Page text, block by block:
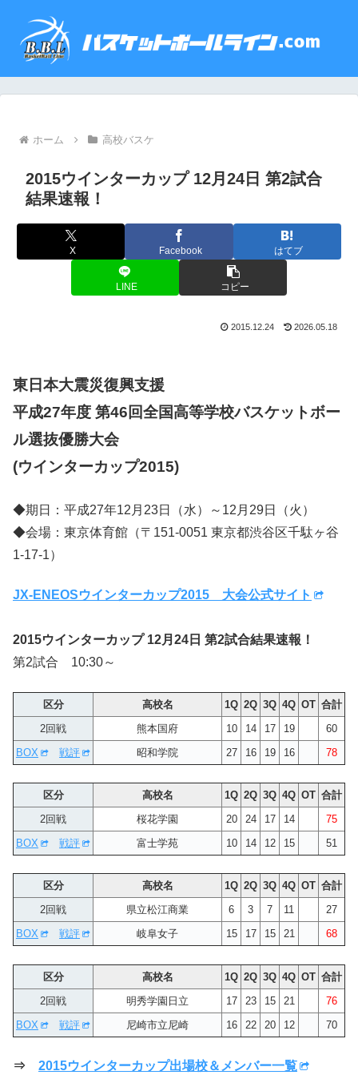
ホーム 高校バスケ
2015ウインターカップ 12月24日 第2試合
結果速報！
X Facebook はてブ
LINE コピー
2015.12.24 2026.05.18
東日本大震災復興支援
平成27年度 第46回全国高等学校バスケットボー
ル選抜優勝大会
(ウインターカップ2015)
◆期日：平成27年12月23日（水）～12月29日（火）
◆会場：東京体育館（〒151-0051 東京都渋谷区千駄ヶ谷
1-17-1）
JX-ENEOSウインターカップ2015 大会公式サイト
2015ウインターカップ 12月24日 第2試合結果速報！
第2試合 10:30～
区分 高校名 1Q 2Q 3Q 4Q OT 合計
2回戦
熊本国府 10 14 17 19
60
BOX
戦評 昭和学院 27 16 19 16 78
区分 高校名 1Q 2Q 3Q 4Q OT 合計
2回戦
桜花学園 20 24 17 14
75
BOX
戦評 富士学苑 10 14 12 15 51
区分 高校名 1Q 2Q 3Q 4Q OT 合計
2回戦
県立松江商業 6 3 7 11
27
BOX
戦評 岐阜女子 15 17 15 21 68
区分 高校名 1Q 2Q 3Q 4Q OT 合計
2回戦
明秀学園日立 17 23 15 21
76
BOX
戦評 尼崎市立尼崎 16 22 20 12 70
⇒ 2015ウインターカップ出場校＆メンバー一覧